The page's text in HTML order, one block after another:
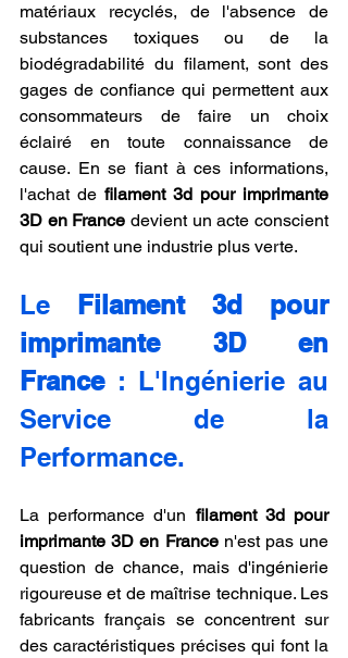
matériaux recyclés, de l'absence de
substances toxiques ou de la
biodégradabilité du filament, sont des
gages de confiance qui permettent aux
consommateurs de faire un choix
éclairé en toute connaissance de
cause. En se fiant à ces informations,
l'achat de filament 3d pour imprimante
3D en France devient un acte conscient
qui soutient une industrie plus verte.
Le
Filament 3d pour
imprimante 3D en
France : L'Ingénierie au
Service de la
Performance.
La performance d'un filament 3d pour
imprimante 3D en France n'est pas une
question de chance, mais d'ingénierie
rigoureuse et de maîtrise technique. Les
fabricants français se concentrent sur
des caractéristiques précises qui font la